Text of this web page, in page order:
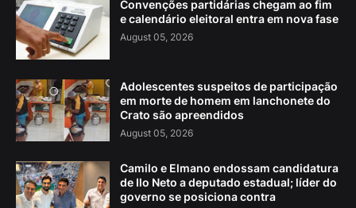
Convenções partidárias chegam ao fim
e calendário eleitoral entra em nova fase
August 05, 2026
Adolescentes suspeitos de participação
em morte de homem em lanchonete do
Crato são apreendidos
August 05, 2026
Camilo e Elmano endossam candidatura
de Ilo Neto a deputado estadual; líder do
governo se posiciona contra